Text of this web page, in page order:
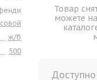
ж/б
500
Товар
можете